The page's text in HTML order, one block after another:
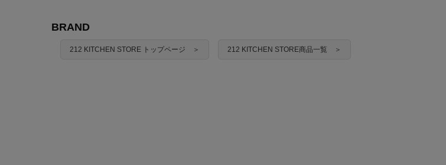
BRAND
212 KITCHEN STORE トップページ ＞ 212 KITCHEN STORE商品一覧 ＞